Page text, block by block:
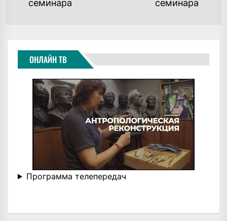
семинара
семинара
ОНЛАЙН ТВ
Программа телепередач